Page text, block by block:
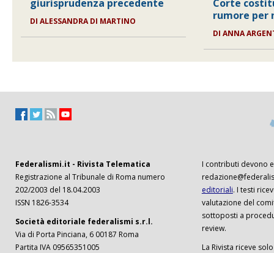
giurisprudenza precedente
DI ALESSANDRA DI MARTINO
Corte
rumore per
DI ANNA
Federalismi.it - Rivista Telematica
Registrazione al Tribunale di Roma numero
202/2003 del 18.04.2003
ISSN 1826-3534
Società editoriale federalismi s.r.l.
Via di Porta Pinciana, 6 00187 Roma
Partita IVA 09565351005
I contributi devono
editoriali. I testi
valutazione del
sottoposti a
review.
La Rivista riceve